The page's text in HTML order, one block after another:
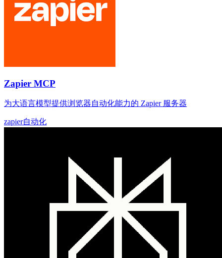
Zapier MCP
为大语言模型提供浏览器自动化能力的 Zapier 服务器
zapier自动化